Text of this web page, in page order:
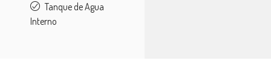
Tanque de Agua
Interno